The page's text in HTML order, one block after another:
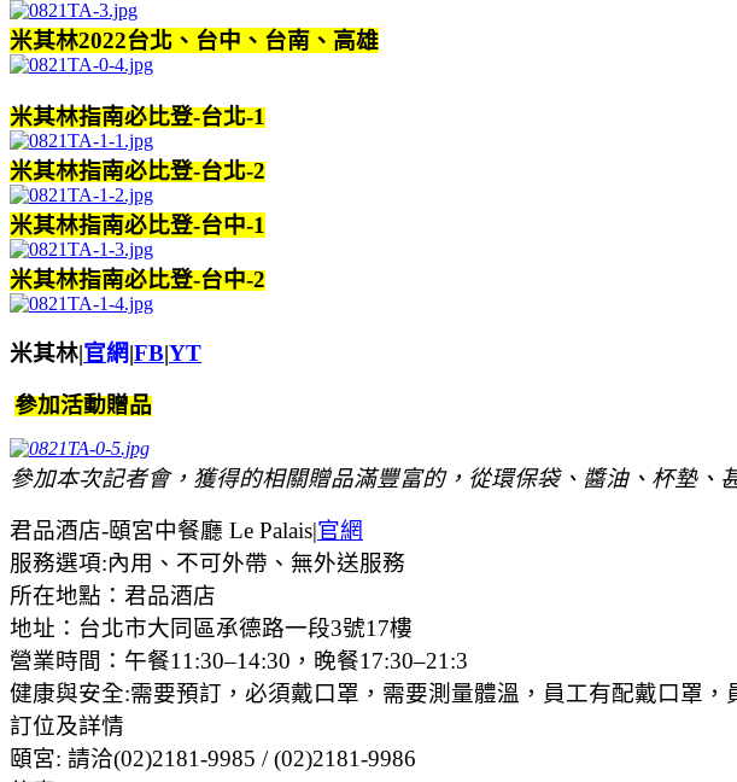
米其林2022台北、台中、台南、高雄
米其林指南必比登-台北-1
米其林指南必比登-台北-2
米其林指南必比登-台中-1
米其林指南必比登-台中-2
米其林|官網|FB|YT
參加活動贈品
參加本次記者會，獲得的相關贈品滿豐富的，從環保袋、醬油、杯墊
君品酒店-頤宮中餐廳 Le Palais|官網
服務選項:內用、不可外帶、無外送服務
所在地點：君品酒店
地址：台北市大同區承德路一段3號17樓
營業時間：午餐11:30–14:30，晚餐17:30–21:3
健康與安全:需要預訂，必須戴口罩，需要測量體溫，員工有配戴口罩
訂位及詳情
頤宮: 請洽(02)2181-9985 / (02)2181-9986